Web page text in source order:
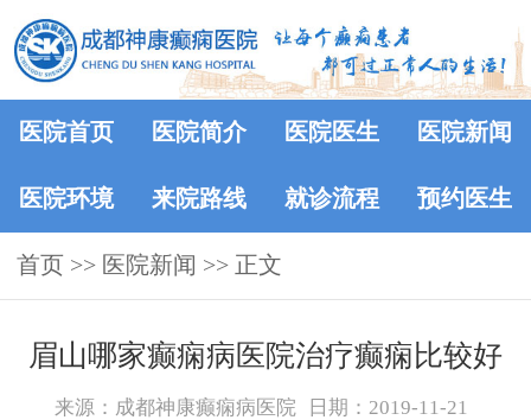
医院首页 医院简介 医院医生 医院新闻
医院环境 来院路线 就诊流程 预约医生
首页 >> 医院新闻 >> 正文
眉山哪家癫痫病医院治疗癫痫比较好
来源：成都神康癫痫病医院 日期：2019-11-21